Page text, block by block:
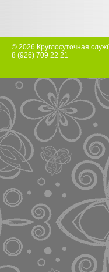
© 2026 Круглосуточная
8 (926) 709 22 21